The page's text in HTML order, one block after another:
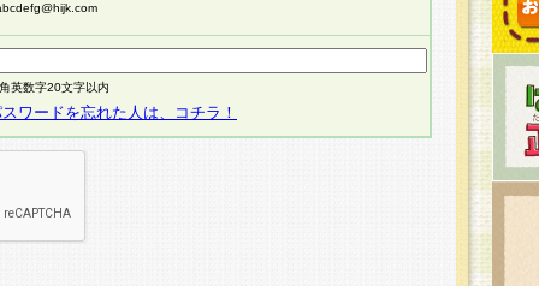
英数字20文字以内
ワードを忘れた人は、コチラ！